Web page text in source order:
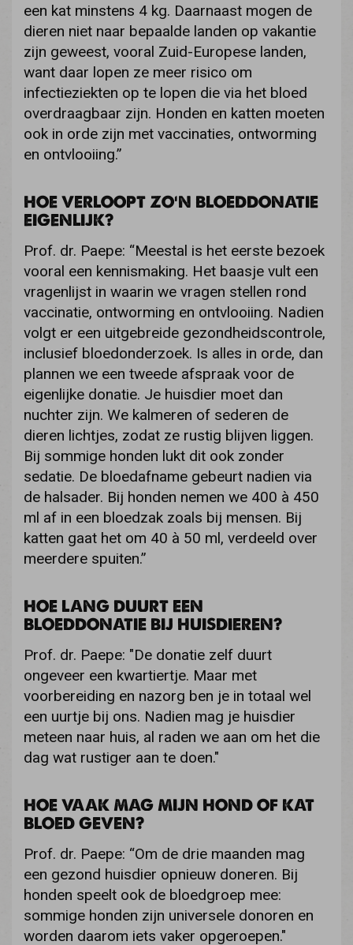
een kat minstens 4 kg. Daarnaast mogen de
dieren niet naar bepaalde landen op vakantie
zijn geweest, vooral Zuid-Europese landen,
want daar lopen ze meer risico om
infectieziekten op te lopen die via het bloed
overdraagbaar zijn. Honden en katten moeten
ook in orde zijn met vaccinaties, ontworming
en ontvlooiing.”
HOE VERLOOPT ZO’N BLOEDDONATIE
EIGENLIJK?
Prof. dr. Paepe: “Meestal is het eerste bezoek
vooral een kennismaking. Het baasje vult een
vragenlijst in waarin we vragen stellen rond
vaccinatie, ontworming en ontvlooiing. Nadien
volgt er een uitgebreide gezondheidscontrole,
inclusief bloedonderzoek. Is alles in orde, dan
plannen we een tweede afspraak voor de
eigenlijke donatie. Je huisdier moet dan
nuchter zijn. We kalmeren of sederen de
dieren lichtjes, zodat ze rustig blijven liggen.
Bij sommige honden lukt dit ook zonder
sedatie. De bloedafname gebeurt nadien via
de halsader. Bij honden nemen we 400 à 450
ml af in een bloedzak zoals bij mensen. Bij
katten gaat het om 40 à 50 ml, verdeeld over
meerdere spuiten.”
HOE LANG DUURT EEN
BLOEDDONATIE BIJ HUISDIEREN?
Prof. dr. Paepe: "De donatie zelf duurt
ongeveer een kwartiertje. Maar met
voorbereiding en nazorg ben je in totaal wel
een uurtje bij ons. Nadien mag je huisdier
meteen naar huis, al raden we aan om het die
dag wat rustiger aan te doen."
HOE VAAK MAG MIJN HOND OF KAT
BLOED GEVEN?
Prof. dr. Paepe: “Om de drie maanden mag
een gezond huisdier opnieuw doneren. Bij
honden speelt ook de bloedgroep mee:
sommige honden zijn universele donoren en
worden daarom iets vaker opgeroepen."